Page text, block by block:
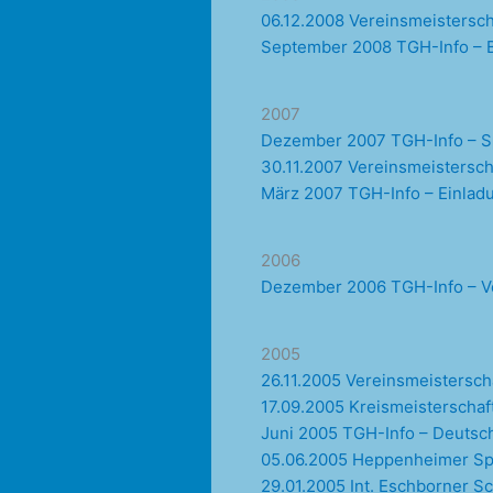
06.12.2008
September 2008 TGH-Info
2007
Dezember 2007 TGH-Info –
30.11.2007
März 2007 TGH-Info –
2006
Dezember 2006 TGH-Info –
2005
26.11.2005
17.09.2005
Juni 2005 TGH-Info –
05.06.2005 Heppenheimer
29.01.2005 Int. Eschborner